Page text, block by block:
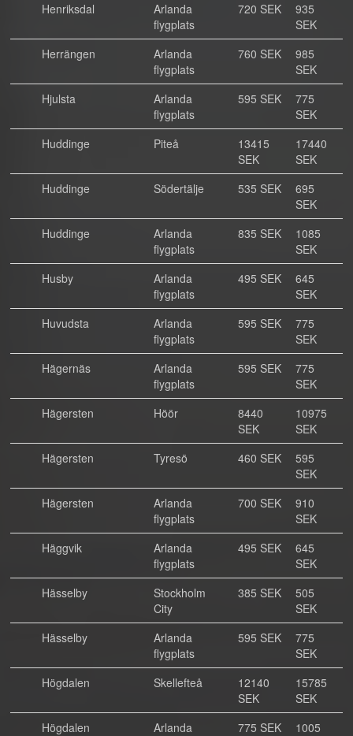
Henriksdal
Arlanda
flygplats
720 SEK
935
SEK
Herrängen
Arlanda
flygplats
760 SEK
985
SEK
Hjulsta
Arlanda
flygplats
595 SEK
775
SEK
Huddinge
Piteå
13415
SEK
17440
SEK
Huddinge
Södertälje 535 SEK
695
SEK
Huddinge
Arlanda
flygplats
835 SEK
1085
SEK
Husby
Arlanda
flygplats
495 SEK
645
SEK
Huvudsta
Arlanda
flygplats
595 SEK
775
SEK
Hägernäs
Arlanda
flygplats
595 SEK
775
SEK
Hägersten
Höör
8440
SEK
10975
SEK
Hägersten
Tyresö 460 SEK
595
SEK
Hägersten
Arlanda
flygplats
700 SEK
910
SEK
Häggvik
Arlanda
flygplats
495 SEK
645
SEK
Hässelby
Stockholm
City
385 SEK
505
SEK
Hässelby
Arlanda
flygplats
595 SEK
775
SEK
Högdalen
Skellefteå
12140
SEK
15785
SEK
Högdalen
Arlanda
775 SEK
1005